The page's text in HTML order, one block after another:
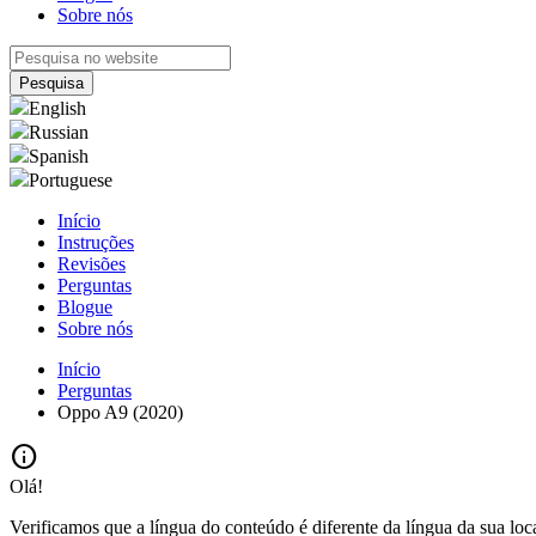
Sobre nós
English
Russian
Spanish
Portuguese
Início
Instruções
Revisões
Perguntas
Blogue
Sobre nós
Início
Perguntas
Oppo A9 (2020)
info
Olá!
Verificamos que a língua do conteúdo é diferente da língua da sua